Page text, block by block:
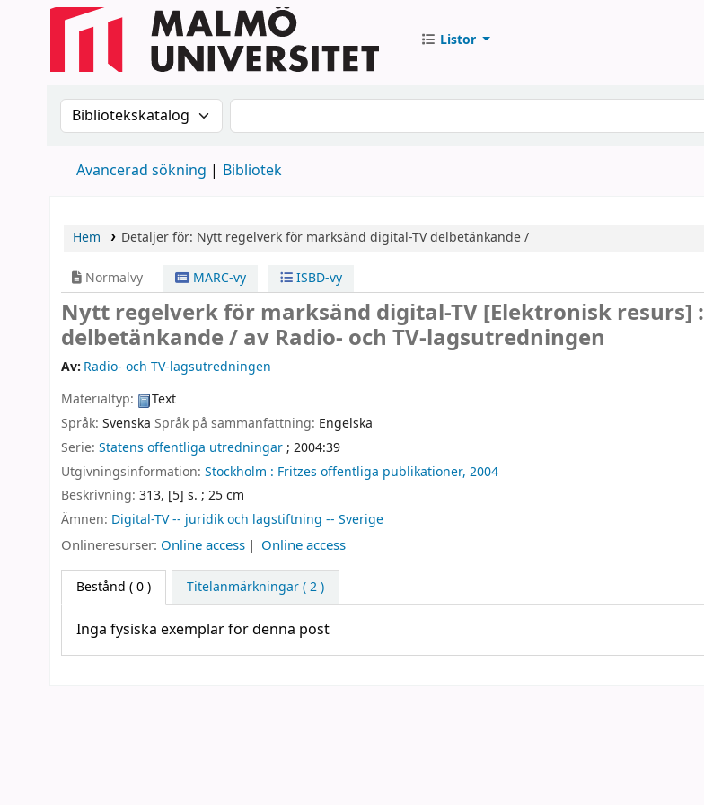
Listor
Sök i katalogen efter:Sök i katalogen
Avancerad sökning Bibliotek
Hem Detaljer för: Nytt regelverk för marksänd digital-TVdelbetänkande /
Normalvy MARC-vy ISBD-vy
Nytt regelverk för marksänd digital-TV[Elektronisk resurs] :
delbetänkande /av Radio- och TV-lagsutredningen
Av: Radio- och TV-lagsutredningen
Materialtyp:
Text
Språk: Svenska Språk på sammanfattning: Engelska
Serie: Statens offentliga utredningar; 2004:39
Utgivningsinformation: Stockholm : Fritzes offentliga publikationer, 2004
Beskrivning: 313, [5] s. ; 25 cm
Ämnen: Digital-TV -- juridik och lagstiftning -- Sverige
Onlineresurser: Online access Online access
Bestånd ( 0 ) Titelanmärkningar ( 2 )
Inga fysiska exemplar för denna post